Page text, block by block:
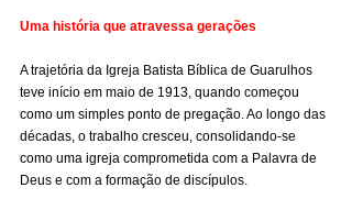
Uma história que atravessa gerações
A trajetória da Igreja Batista Bíblica de Guarulhos
teve início em maio de 1913, quando começou
como um simples ponto de pregação. Ao longo das
décadas, o trabalho cresceu, consolidando-se
como uma igreja comprometida com a Palavra de
Deus e com a formação de discípulos.